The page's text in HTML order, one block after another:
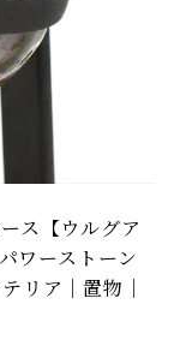
ス【ウルグア
ワーストーン
リア｜置物｜